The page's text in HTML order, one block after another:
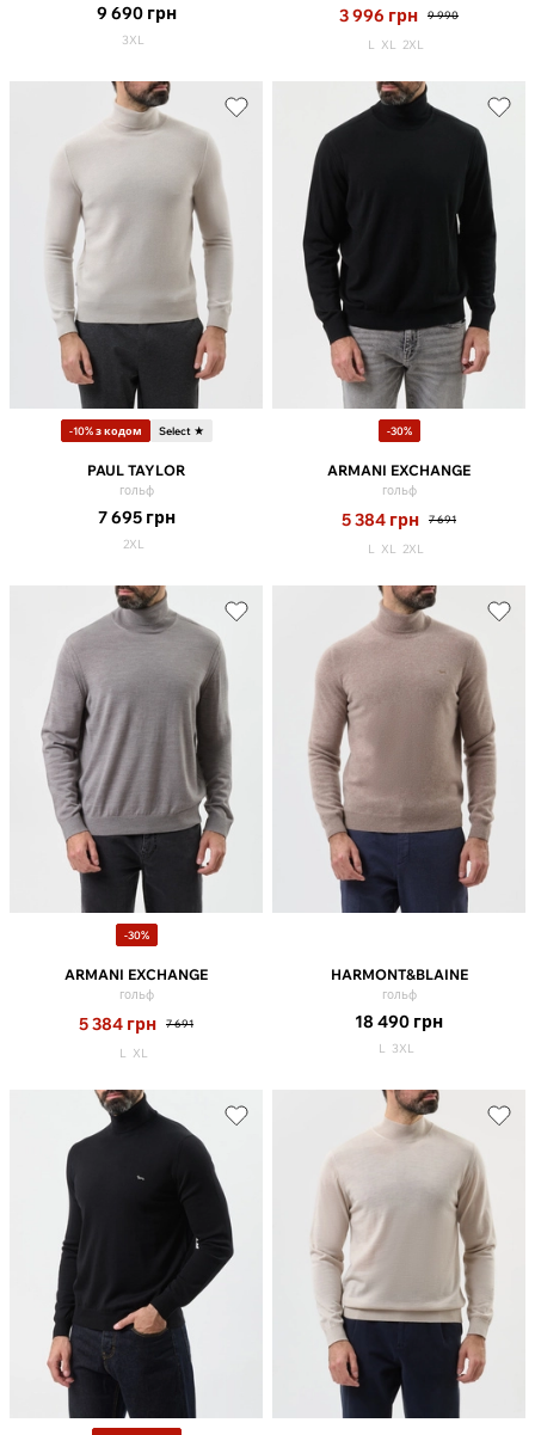
9 690 грн
3XL
3 996 грн 9 990
L XL 2XL
-10% з кодом Select ★
PAUL TAYLOR
гольф
7 695 грн
2XL
-30%
ARMANI EXCHANGE
гольф
5 384 грн 7 691
L XL 2XL
-30%
ARMANI EXCHANGE
гольф
5 384 грн 7 691
L XL
HARMONT&BLAINE
гольф
18 490 грн
L 3XL